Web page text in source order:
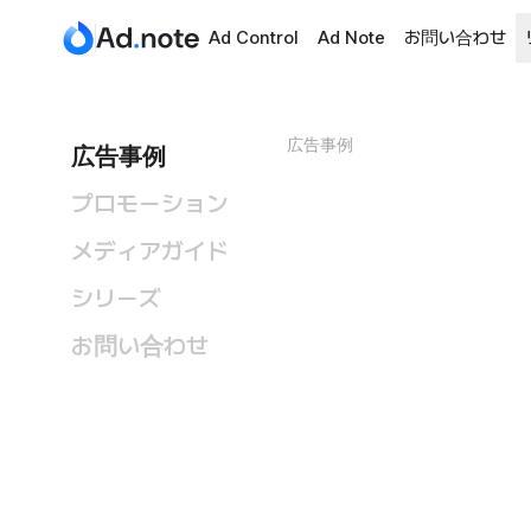
Ad Control Ad Note お問い合わせ
広告事例
プロモーション
メディアガイド
シリーズ
お問い合わせ
広告事例